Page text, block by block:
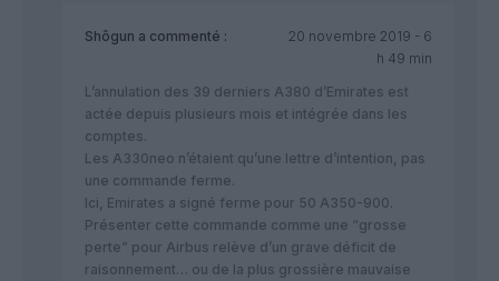
Shôgun a commenté :
20 novembre 2019 - 6
h 49 min
L’annulation des 39 derniers A380 d’Emirates est
actée depuis plusieurs mois et intégrée dans les
comptes.
Les A330neo n’étaient qu’une lettre d’intention, pas
une commande ferme.
Ici, Emirates a signé ferme pour 50 A350-900.
Présenter cette commande comme une “grosse
perte” pour Airbus relève d’un grave déficit de
raisonnement… ou de la plus grossière mauvaise